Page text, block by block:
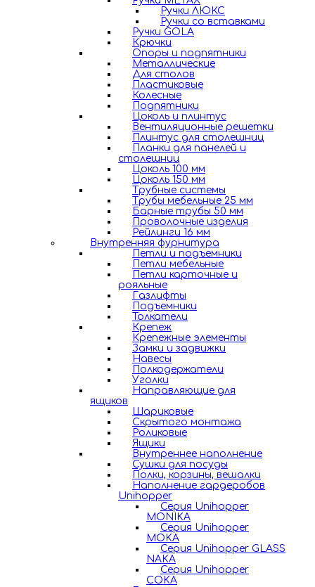
Ручки ЛЮКС
Ручки со вставками
Ручки GOLA
Крючки
Опоры и подпятники
Металлические
Для столов
Пластиковые
Колесные
Подпятники
Цоколь и плинтус
Вентиляционные решетки
Плинтус для столешниц
Планки для панелей и
столешниц
Цоколь 100 мм
Цоколь 150 мм
Трубные системы
Трубы мебельные 25 мм
Барные трубы 50 мм
Проволочные изделия
Рейлинги 16 мм
Внутренняя фурнитура
Петли и подъемники
Петли мебельные
Петли карточные и
рояльные
Газлифты
Подъемники
Толкатели
Крепеж
Крепежные элементы
Замки и задвижки
Навесы
Полкодержатели
Уголки
Направляющие для
ящиков
Шариковые
Скрытого монтажа
Роликовые
Ящики
Внутреннее наполнение
Сушки для посуды
Полки, корзины, вешалки
Наполнение гардеробов
Unihopper
Серия Unihopper
MONIKA
Серия Unihopper
MOKA
Серия Unihopper GLASS
NAKA
Серия Unihopper
COKA